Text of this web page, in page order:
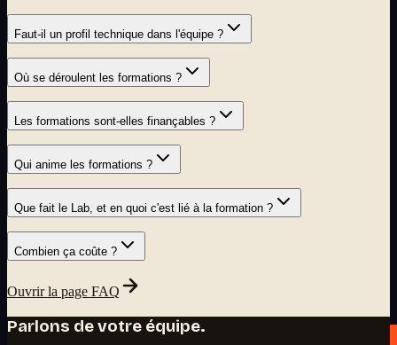
Faut-il un profil technique dans l'équipe ?
Où se déroulent les formations ?
Les formations sont-elles finançables ?
Qui anime les formations ?
Que fait le Lab, et en quoi c'est lié à la formation ?
Combien ça coûte ?
Ouvrir la page FAQ
Parlons de votre équipe.